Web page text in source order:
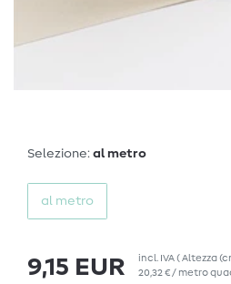
Selezione: al metro
al metro
9,15 EUR incl. IVA( Altezza
20,32 € / metro